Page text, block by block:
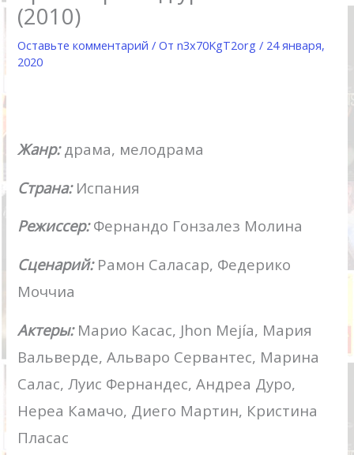
(2010)
Оставьте комментарий / Отn3x70KgT2org/ 24 января,
2020
Жанр:драма, мелодрама
Страна: Испания
Режиссер:Фернандо Гонзалез Молина
Сценарий: Рамон Саласар, Федерико
Моччиа
Актеры: Марио Касас, Jhon Mejía, Мария
Вальверде, Альваро Сервантес, Марина
Салас, Луис Фернандес, Андреа Дуро,
Нереа Камачо, Диего Мартин, Кристина
Пласас